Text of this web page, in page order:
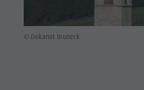
© Dekanat Bruneck